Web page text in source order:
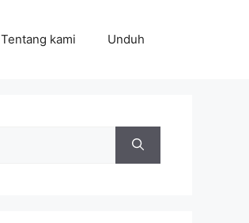
Tentang kami Unduh